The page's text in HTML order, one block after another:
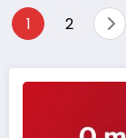
Paginação
posts
1 2